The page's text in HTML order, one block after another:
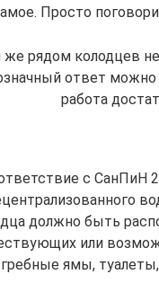
Просто
же рядом колодцев
ответ можно
работа
с СанПиН
должно быть
или
ямы,